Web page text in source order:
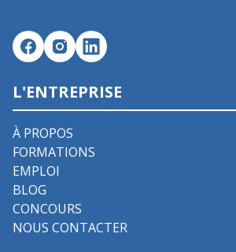
L'ENTREPRISE
À PROPOS
FORMATIONS
EMPLOI
BLOG
CONCOURS
NOUS CONTACTER